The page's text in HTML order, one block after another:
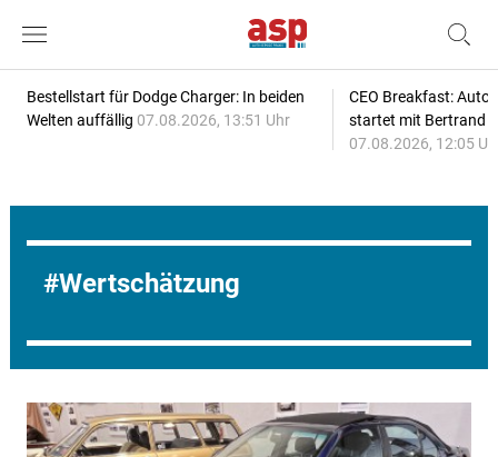
Bestellstart für Dodge Charger: In beiden
Welten auffällig 07.08.2026, 13:51 Uhr
CEO Breakfast:
startet mit Bertrand
07.08.2026, 12:05
Wertschätzung